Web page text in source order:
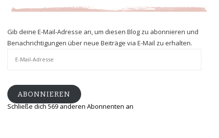
Gib deine E-Mail-Adresse an, um diesen Blog zu abonnieren und
Benachrichtigungen über neue Beiträge via E-Mail zu erhalten.
ABONNIEREN
Schließe dich 569 anderen Abonnenten an